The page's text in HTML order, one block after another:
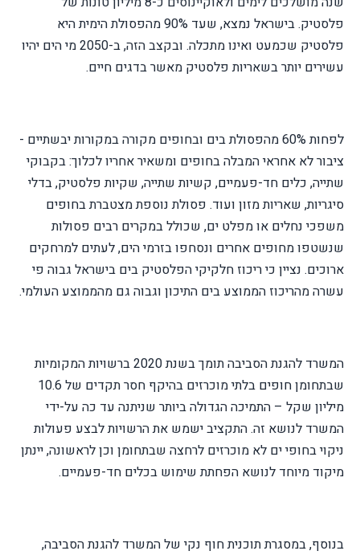
פלסטיק. בישראל נמצא, שעד 90% מהפסולת הימית היא
פלסטיק שכמעט ואינו מתכלה. ובקצב הזה, ב-2050 מי הים יהיו
עשירים יותר בשאריות פלסטיק מאשר בדגים חיים.
לפחות 60% מהפסולת בים ובחופים מקורה במקורות יבשתיים -
ציבור לא אחראי המבלה בחופים ומשאיר אחריו לכלוך: בקבוקי
שתייה, כלים חד-פעמיים, קשיות שתייה, שקיות פלסטיק, בדלי
סיגריות, שאריות מזון ועוד. פסולת נוספת מצטברת בחופים
משפכי נחלים או מפלט ים, שכולל במקרים רבים פסולות
שנשטפו מחופים אחרים ונסחפו בזרמי הים, לעתים למרחקים
ארוכים. נציין כי ריכוז חלקיקי הפלסטיק בים בישראל גבוה פי
עשרה מהריכוז הממוצע בים התיכון וגבוה גם מהממוצע העולמי.
המשרד להגנת הסביבה תומך בשנת 2020 ברשויות המקומיות
שבתחומן חופים בלתי מוכרזים בהיקף חסר תקדים של 10.6
מיליון שקל – התמיכה הגדולה ביותר שניתנה עד כה על-ידי
המשרד לנושא זה. התקציב ישמש את הרשויות לבצע פעולות
ניקוי בחופי ים לא מוכרזים לרחצה שבתחומן וכן לראשונה, יינתן
מיקוד מיוחד לנושא הפחתת שימוש בכלים חד-פעמיים.
בנוסף, במסגרת תוכנית חוף נקי של המשרד להגנת הסביבה,